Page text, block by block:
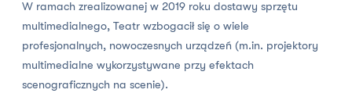
W ramach zrealizowanej w 2019 roku dostawy sprzętu
multimedialnego, Teatr wzbogacił się o wiele
profesjonalnych, nowoczesnych urządzeń (m.in. projektory
multimedialne wykorzystywane przy efektach
scenograficznych na scenie).